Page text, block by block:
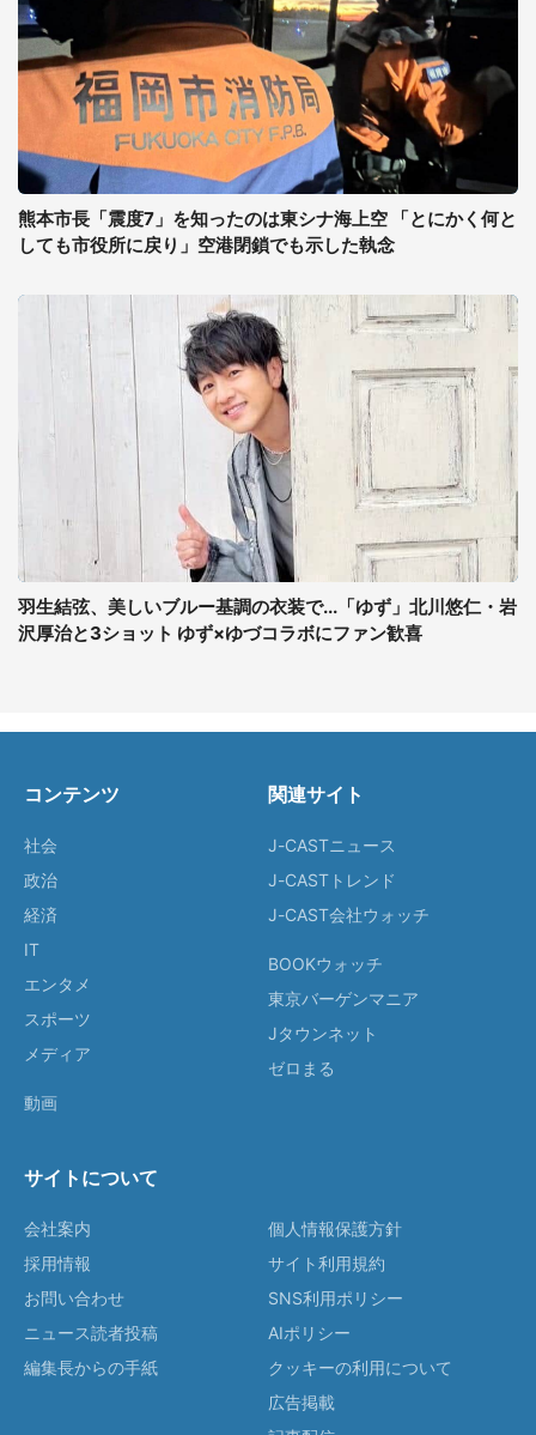
熊本市長「震度7」を知ったのは東シナ海上空 「とにかく何と
しても市役所に戻り」空港閉鎖でも示した執念
羽生結弦、美しいブルー基調の衣装で...「ゆず」北川悠仁・岩
沢厚治と3ショット ゆず×ゆづコラボにファン歓喜
コンテンツ
社会
政治
経済
IT
エンタメ
スポーツ
メディア
動画
関連サイト
J-CASTニュース
J-CASTトレンド
J-CAST会社ウォッチ
BOOKウォッチ
東京バーゲンマニア
Jタウンネット
ゼロまる
サイトについて
会社案内
採用情報
お問い合わせ
ニュース読者投稿
編集長からの手紙
個人情報保護方針
サイト利用規約
SNS利用ポリシー
AIポリシー
クッキーの利用について
広告掲載